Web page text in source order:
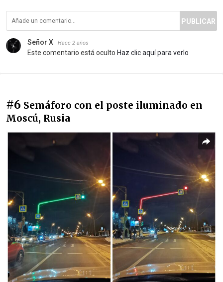
PUBLICAR
Señor X Hace 2 años
Este comentario está oculto Haz clic aquí para verlo
#6 Semáforo con el poste iluminado en
Moscú, Rusia